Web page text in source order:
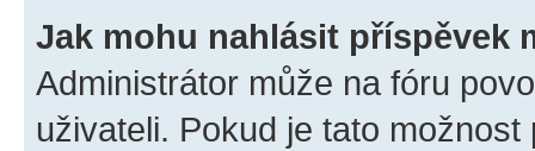
Jak mohu nahlásit příspěvek
Administrátor může na fóru
uživateli. Pokud je tato